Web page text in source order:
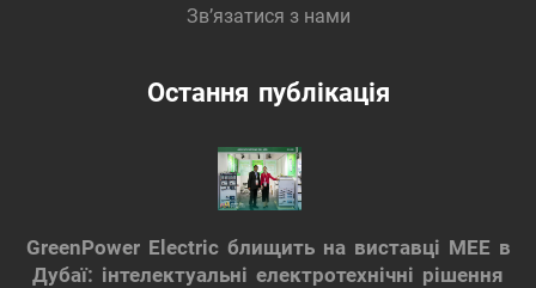
Зв’язатися з нами
Остання публікація
GreenPower Electric блищить на виставці MEE в
Дубаї: інтелектуальні електротехнічні рішення